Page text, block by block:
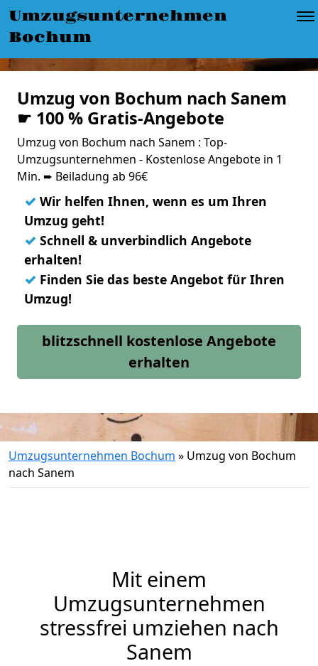
Umzugsunternehmen
Bochum
Umzug von Bochum nach Sanem
☛ 100 % Gratis-Angebote
Umzug von Bochum nach Sanem : Top-
Umzugsunternehmen - Kostenlose Angebote in 1
Min. ➨ Beiladung ab 96€
✓ Wir helfen Ihnen, wenn es um Ihren
Umzug geht!
✓ Schnell & unverbindlich Angebote
erhalten!
✓ Finden Sie das beste Angebot für Ihren
Umzug!
blitzschnell kostenlose Angebote
erhalten
Umzugsunternehmen Bochum » Umzug von Bochum
nach Sanem
Mit einem
Umzugsunternehmen
stressfrei umziehen nach
Sanem